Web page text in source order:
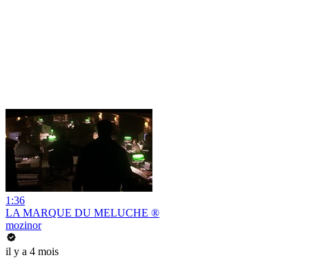
1:36
LA MARQUE DU MELUCHE ®
mozinor
il y a 4 mois